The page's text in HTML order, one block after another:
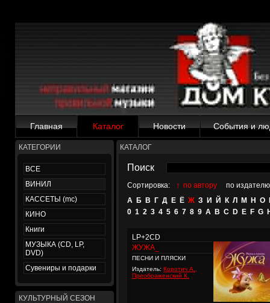
Главная Каталог Новости События и
КАТЕГОРИИ
ВСЕ
ВИНИЛ
КАССЕТЫ (mc)
КИНО
Книги
МУЗЫКА (CD, LP,
DVD)
Сувениры и подарки
КУЛЬТУРНЫЙ СЕЗОН
КАТАЛОГ
Поиск
Сортировка: ↑ по автору
по издателю
А Б В Г Д Е Ё Ж З И Й К Л М Н О
0 1 2 3 4 5 6 7 8 9 A B C D E F G
LP+2CD
ЖУЖА_
ПЕСНИ И ПЛЯСКИ
Издатель: Коротич А.,
Преображенский К.